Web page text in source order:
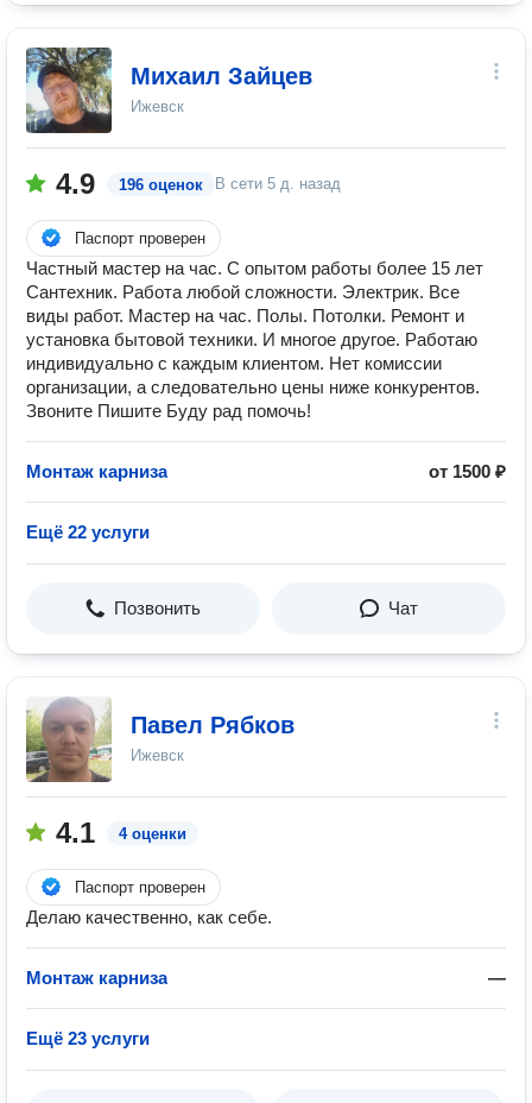
Михаил Зайцев
Ижевск
4.9 196 оценок В сети 5 д. назад
Паспорт проверен
Частный мастер на час. С опытом работы более 15 лет
Сантехник. Работа любой сложности. Электрик. Все
виды работ. Мастер на час. Полы. Потолки. Ремонт и
установка бытовой техники. И многое другое. Работаю
индивидуально с каждым клиентом. Нет комиссии
организации, а следовательно цены ниже конкурентов.
Звоните Пишите Буду рад помочь!
Монтаж карниза от 1500 ₽
Ещё 22 услуги
Позвонить Чат
Павел Рябков
Ижевск
4.1 4 оценки
Паспорт проверен
Делаю качественно, как себе.
Монтаж карниза —
Ещё 23 услуги